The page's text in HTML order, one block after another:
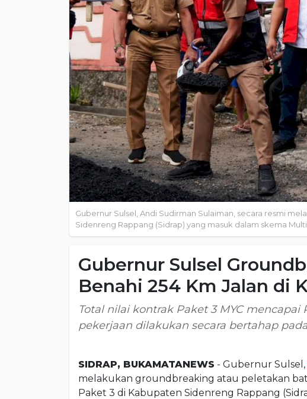
Gubernur Sulsel, Andi Sudirman Sulaiman, secara resmi
Sidenreng Rappang (Sidrap) yang masuk dalam skema
Gubernur Sulsel
Benahi 254 Km Jalan di
Total nilai kontrak Paket 3 MYC mencapai
pekerjaan dilakukan secara bertahap
SIDRAP, BUKAMATANEWS - Gubernur Sulsel,
melakukan groundbreaking atau peletakan
Paket 3 di Kabupaten Sidenreng Rappang